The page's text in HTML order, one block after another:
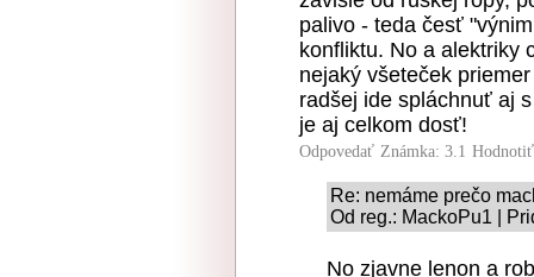
palivo - teda česť
konfliktu. No a alektriky
nejaký všeteček
radšej ide spláchnuť aj
je aj celkom dosť!
Odpovedať Známka: 3.1
Re: nemáme prečo
Od reg.: MackoPu1 |
No zjavne lenon a